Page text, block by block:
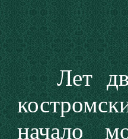
Лет
начало